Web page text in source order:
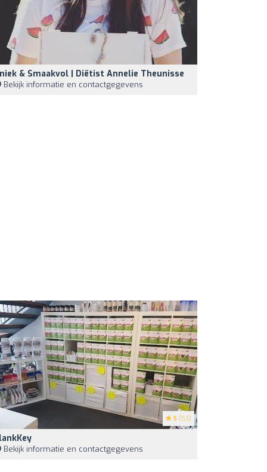
& Smaakvol | Diëtist Annelie Theunisse
Bekijk informatie en contactgegevens
5 (53)
Bekijk informatie en contactgegevens